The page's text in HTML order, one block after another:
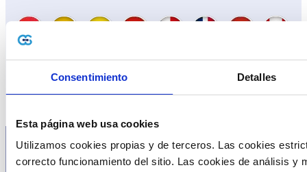
Consentimiento Detalles
Esta página web usa cookies
Utilizamos cookies propias y de terceros. Las cookies
correcto funcionamiento del sitio. Las cookies de análisis y
Costa Guatemala El Espanha Francia Eslovenia EAU Oman